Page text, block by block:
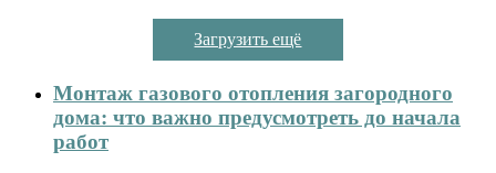
Загрузить ещё
Монтаж газового отопления загородного
дома: что важно предусмотреть до начала
работ